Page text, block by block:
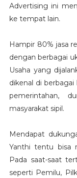
Advertising ini
ke tempat lain.
Hampir 80% jasa
dengan berbagai
Usaha yang
dikenal di
pemerintahan,
masyarakat sipil.
Mendapat
Yanthi tentu bisa
Pada saat-saat
seperti Pemilu,